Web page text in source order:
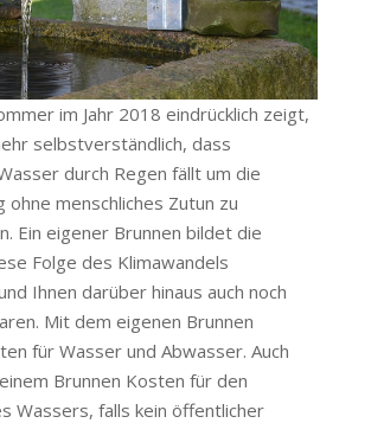
im Jahr 2018 eindrücklich zeigt,
selbstverständlich, dass
durch Regen fällt um die
ohne menschliches Zutun zu
Ein eigener Brunnen bildet die
Folge des Klimawandels
Ihnen darüber hinaus auch noch
Mit dem eigenen Brunnen
für Wasser und Abwasser. Auch
Brunnen Kosten für den
Wassers, falls kein öffentlicher